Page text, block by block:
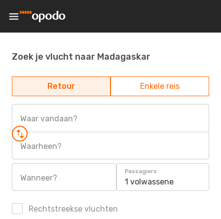
Zoek je vlucht naar Madagaskar
Retour Enkele reis
Waar vandaan?
Waarheen?
Wanneer?
Passagiers
1 volwassene
Rechtstreekse vluchten